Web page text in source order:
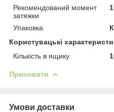
Рекомендований момент
затяжки
Упаковка
Користувацькі
Кількість в ящику
Приховати
Умови доставки